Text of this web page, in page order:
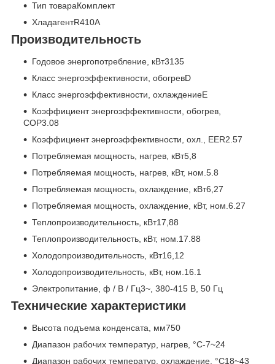
Тип товараКомплект
ХладагентR410A
Производительность
Годовое энергопотребление, кВт3135
Класс энергоэффективности, обогревD
Класс энергоэффективности, охлаждениеE
Коэффициент энергоэффективности, обогрев,
COP3.08
Коэффициент энергоэффективности, охл., EER2.57
Потребляемая мощность, нагрев, кВт5,8
Потребляемая мощность, нагрев, кВт, ном.5.8
Потребляемая мощность, охлаждение, кВт6,27
Потребляемая мощность, охлаждение, кВт, ном.6.27
Теплопроизводительность, кВт17,88
Теплопроизводительность, кВт, ном.17.88
Холодопроизводительность, кВт16,12
Холодопроизводительность, кВт, ном.16.1
Электропитание, ф / В / Гц3~, 380-415 В, 50 Гц
Технические характеристики
Высота подъема конденсата, мм750
Диапазон рабочих температур, нагрев, °C-7~24
Диапазон рабочих температур, охлаждение, °C18~43